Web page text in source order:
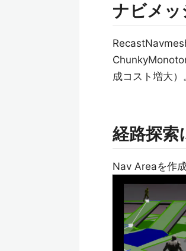
ナビメッ
成コスト増大）
経路探索
Nav Areaを作